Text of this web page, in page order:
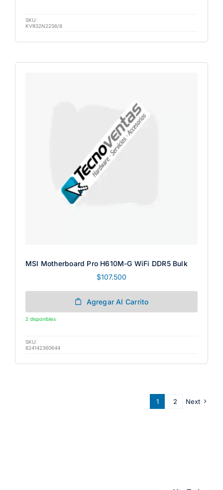
SKU:
KVR32N22S6/8
MSI Motherboard Pro H610M-G WiFi DDR5 Bulk
$107.500
Agregar Al Carrito
2 disponibles
SKU:
824142360644
1 2 Next